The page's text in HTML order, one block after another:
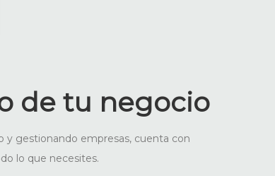
de tu negocio
y gestionando empresas, cuenta con
lo que necesites.